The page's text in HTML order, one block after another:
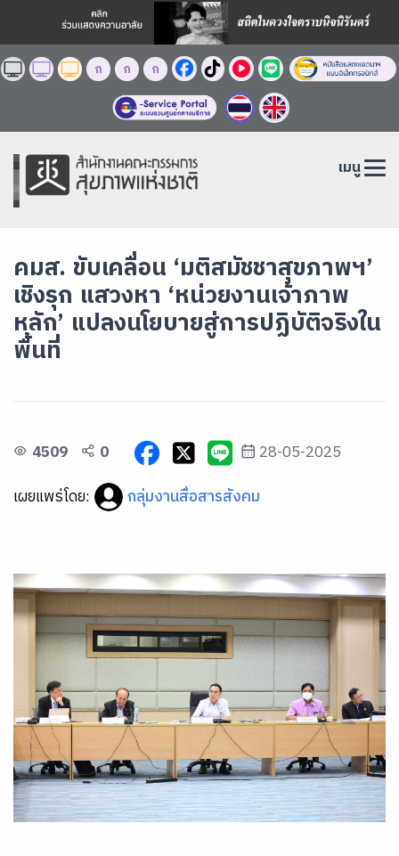
ก ก ก
เมนู
คมส. ขับเคลื่อน ‘มติสมัชชาสุขภาพฯ’
เชิงรุก แสวงหา ‘หน่วยงานเจ้าภาพ
หลัก’ แปลงนโยบายสู่การปฏิบัติจริงใน
พื้นที่
4509 0
28-05-2025
เผยแพร่โดย:
กลุ่มงานสื่อสารสังคม